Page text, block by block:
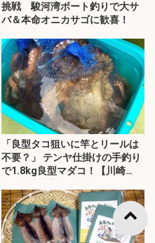
挑戦 駿河湾ボート釣りで大サ
バ＆本命オニカサゴに歓喜！
「良型タコ狙いに竿とリールは
不要？」 テンヤ仕掛けの手釣り
で1.8kg良型マダコ！【川崎